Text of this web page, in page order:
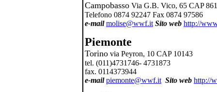
Campobasso Via G.B. Vico, 65 CAP
Telefono 0874 92247 Fax 0874 97586
e-mail molise@wwf.it Sito web http://
Piemonte
Torino via Peyron, 10 CAP 10143
tel. (011)4731746- 4731873
fax. 0114373944
e-mail piemonte@wwf.it Sito web http://